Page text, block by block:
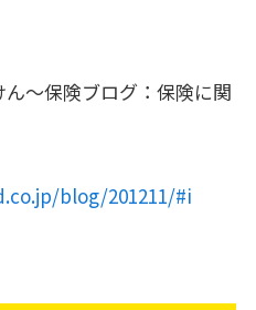
〜保険ブログ：保険に関
blog/201211/#i